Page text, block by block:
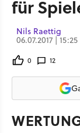
für
Nils Raettig
06.07.2017 |
0 12